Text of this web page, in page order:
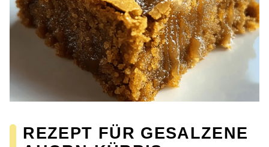
REZEPT FÜR GESALZENE